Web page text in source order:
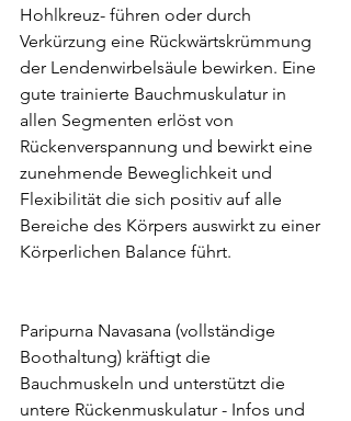
Hohlkreuz- führen oder durch
Verkürzung eine Rückwärtskrümmung
der Lendenwirbelsäule bewirken. Eine
gute trainierte Bauchmuskulatur in
allen Segmenten erlöst von
Rückenverspannung und bewirkt eine
zunehmende Beweglichkeit und
Flexibilität die sich positiv auf alle
Bereiche des Körpers auswirkt zu einer
Körperlichen Balance führt.
Paripurna Navasana (vollständige
Boothaltung) kräftigt die
Bauchmuskeln und unterstützt die
untere Rückenmuskulatur - Infos und